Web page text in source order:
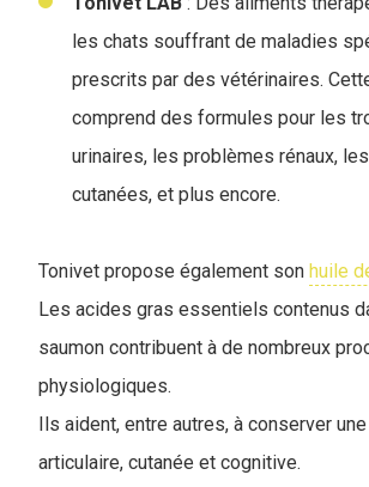
les chats souffrant de maladies
prescrits par des vétérinaires.
comprend des formules pour les
urinaires, les problèmes rénaux,
cutanées, et plus encore.
Tonivet propose également son huile
Les acides gras essentiels contenus
saumon contribuent à de nombreux
physiologiques.
Ils aident, entre autres, à conserver
articulaire, cutanée et cognitive.